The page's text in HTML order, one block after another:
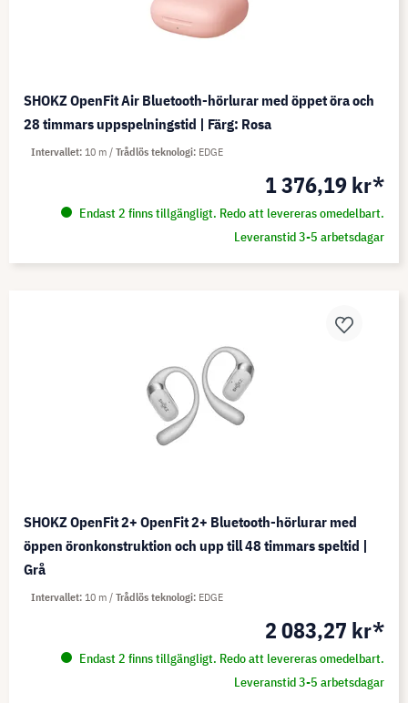
SHOKZ OpenFit Air Bluetooth-hörlurar med öppet öra och
28 timmars uppspelningstid | Färg: Rosa
1 376,19 kr*
Endast 2 finns tillgängligt. Redo att levereras omedelbart.
Leveranstid 3-5 arbetsdagar
Intervallet 10 m Trådlös teknologi EDGE
SHOKZ OpenFit 2+ OpenFit 2+ Bluetooth-hörlurar med
öppen öronkonstruktion och upp till 48 timmars speltid |
Grå
2 083,27 kr*
Endast 2 finns tillgängligt. Redo att levereras omedelbart.
Leveranstid 3-5 arbetsdagar
Intervallet 10 m Trådlös teknologi EDGE